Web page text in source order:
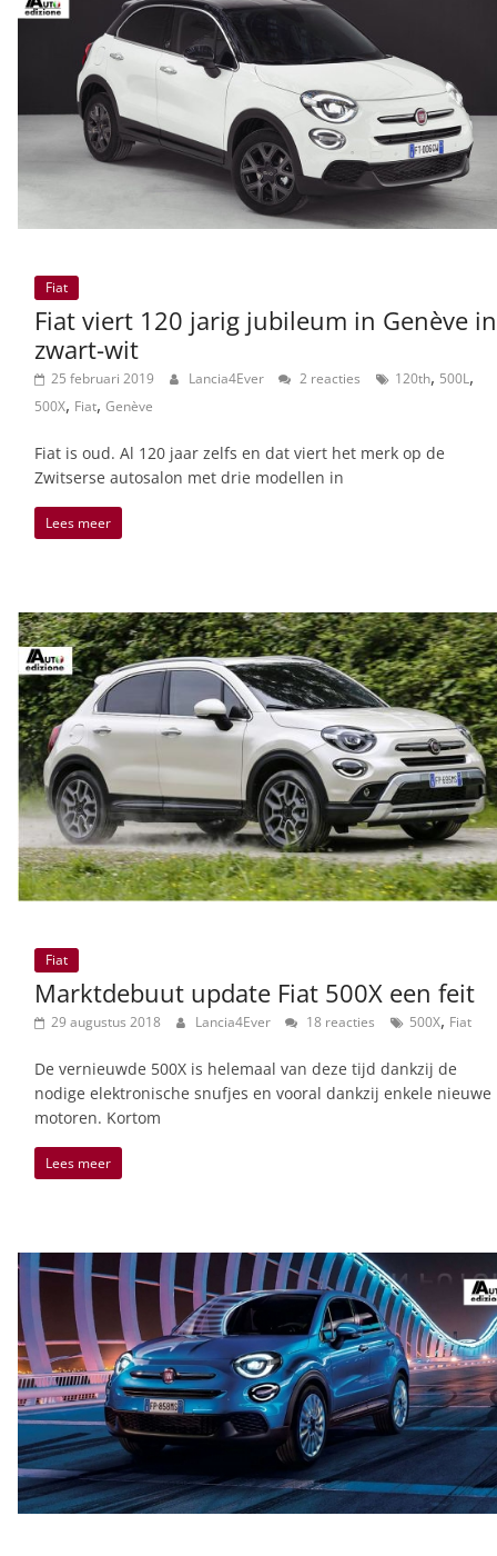
Fiat
Fiat viert 120 jarig jubileum in Genève in
zwart-wit
25 februari 2019 Lancia4Ever 2 reacties 120th, 500L,
500X, Fiat, Genève
Fiat is oud. Al 120 jaar zelfs en dat viert het merk op de
Zwitserse autosalon met drie modellen in
Lees meer
Fiat
Marktdebuut update Fiat 500X een feit
29 augustus 2018 Lancia4Ever 18 reacties 500X, Fiat
De vernieuwde 500X is helemaal van deze tijd dankzij de
nodige elektronische snufjes en vooral dankzij enkele nieuwe
motoren. Kortom
Lees meer